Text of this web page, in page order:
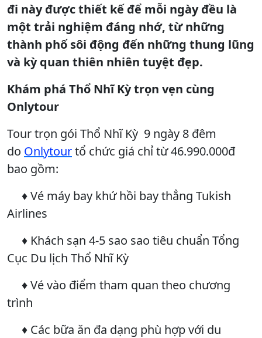
đi này được thiết kế để mỗi ngày đều là
một trải nghiệm đáng nhớ, từ những
thành phố sôi động đến những thung lũng
và kỳ quan thiên nhiên tuyệt đẹp.
Khám phá Thổ Nhĩ Kỳ trọn vẹn cùng
Onlytour
Tour trọn gói Thổ Nhĩ Kỳ 9 ngày 8 đêm
do Onlytourtổ chức giá chỉ từ 46.990.000đ
bao gồm:
♦ Vé máy bay khứ hồi bay thẳng Tukish
Airlines
♦ Khách sạn 4-5 sao sao tiêu chuẩn Tổng
Cục Du lịch Thổ Nhĩ Kỳ
♦ Vé vào điểm tham quan theo chương
trình
♦ Các bữa ăn đa dạng phù hợp với du